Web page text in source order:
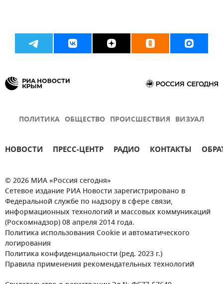
ПОЛИТИКА ОБЩЕСТВО ПРОИСШЕСТВИЯ ВИЗУАЛ
НОВОСТИ ПРЕСС-ЦЕНТР РАДИО КОНТАКТЫ
© 2026 МИА «Россия сегодня»
Сетевое издание РИА Новости зарегистрировано в
Федеральной службе по надзору в сфере связи,
информационных технологий и массовых коммуникаций
(Роскомнадзор) 08 апреля 2014 года.
Политика использования Cookie и автоматического
логирования
Политика конфиденциальности (ред. 2023 г.)
Правила применения рекомендательных технологий